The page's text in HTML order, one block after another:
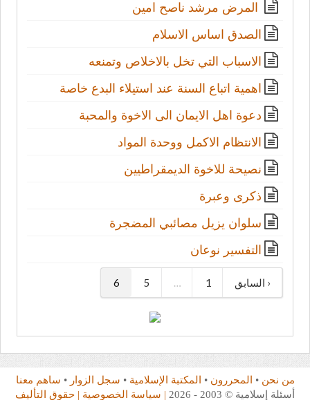
المرض مرشد ناصح امين
الصدق اساس الاسلام
الاسباب التي تخل بالاخلاص وتمنعه
اهمية اتباع السنة عند استيلاء البدع خاصة
دعوة اهل الايمان الى الاخوة والمحبة
الانتظام الاكمل ووحدة المواد
نصيحة للاخوة الديمقراطيين
ذكرى وعبرة
سلوان يزيل مصائبي المضجرة
التفسير نوعان
‹ السابق 1
…
5
6
من نحن • المحررون • المكتبة الإسلامية • سجل الزوار • ساهم معنا
أسئلة إسلامية © 2003 - 2026
| سياسة الخصوصية | حقوق التأليف